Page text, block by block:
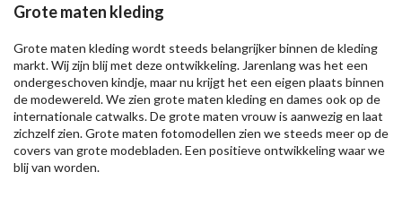
Grote maten kleding
Grote maten kleding wordt steeds belangrijker binnen de kleding
markt. Wij zijn blij met deze ontwikkeling. Jarenlang was het een
ondergeschoven kindje, maar nu krijgt het een eigen plaats binnen
de modewereld. We zien grote maten kleding en dames ook op de
internationale catwalks. De grote maten vrouw is aanwezig en laat
zichzelf zien. Grote maten fotomodellen zien we steeds meer op de
covers van grote modebladen. Een positieve ontwikkeling waar we
blij van worden.